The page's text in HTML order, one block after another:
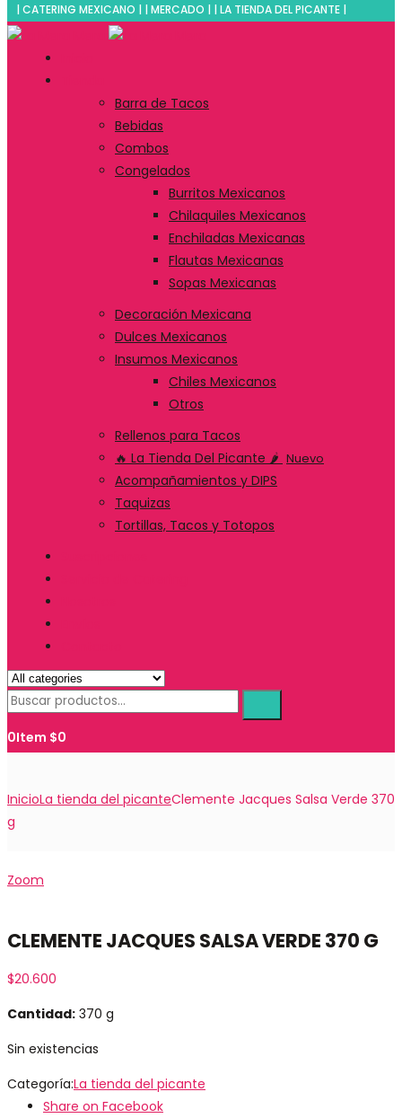
| CATERING MEXICANO | | MERCADO | | LA TIENDA DEL PICANTE |
Barra de Tacos
Bebidas
Combos
Congelados
Burritos Mexicanos
Chilaquiles Mexicanos
Enchiladas Mexicanas
Flautas Mexicanas
Sopas Mexicanas
Decoración Mexicana
Dulces Mexicanos
Insumos Mexicanos
Chiles Mexicanos
Otros
Rellenos para Tacos
🔥 La Tienda Del Picante 🌶️ Nuevo
Acompañamientos y DIPS
Taquizas
Tortillas, Tacos y Totopos
0Item $0
InicioLa tienda del picanteClemente Jacques Salsa Verde 370
g
Zoom
CLEMENTE JACQUES SALSA VERDE 370 G
$20.600
Cantidad: 370 g
Sin existencias
Categoría:La tienda del picante
Share on Facebook